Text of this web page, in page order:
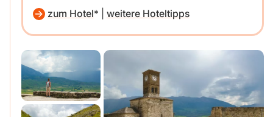
zum Hotel weitere Hoteltipps